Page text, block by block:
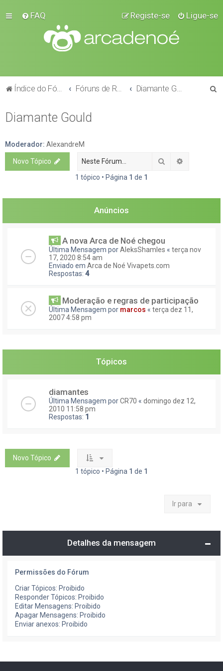
FAQ Ligue-se
Registe-se
Índice do Fórum
r
Diamante Gould
Moderador: AlexandreM
Novo Tópico Pesquisar
1 tópico • Página 1 de 1
Anúncios
A nova Arca de Noé chegou
Última Mensagem porAleksShamles « terça nov
17, 2020 8:54 am
Enviado em Arca de Noé Vivapets.com
Respostas: 4
Moderação e regras de participação
Última Mensagem por marcos « terça dez 11,
2007 4:58 pm
Tópicos
diamantes
Última Mensagem porCR70 « domingo dez 12,
2010 11:58 pm
Respostas: 1
Novo Tópico
1 tópico • Página 1 de 1
Ir para
Detalhes da mensagem
Permissões do Fórum
Criar Tópicos: Proibido
Responder Tópicos: Proibido
Editar Mensagens: Proibido
Apagar Mensagens: Proibido
Enviar anexos: Proibido